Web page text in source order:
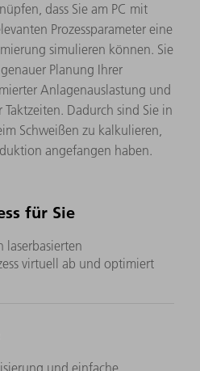
dass Sie am PC mit
Prozessparameter eine
simulieren können. Sie
Planung Ihrer
Anlagenauslastung und
Dadurch sind Sie in
Schweißen zu kalkulieren,
angefangen haben.
für Sie
laserbasierten
virtuell ab und optimiert